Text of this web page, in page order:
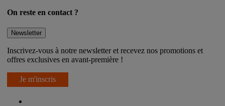
On reste en contact ?
Newsletter
Inscrivez-vous à notre newsletter et recevez nos promotions et
offres exclusives en avant-première !
Je m'inscris